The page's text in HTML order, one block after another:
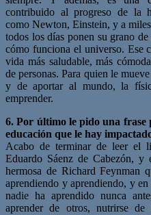
contribuido al progreso de la
como Newton, Einstein, y a
todos los días ponen su grano
cómo funciona el universo. Ese
vida más saludable, más
de personas. Para quien le
y de aportar al mundo, la
emprender.
6. Por último le pido una frase
educación que le hay
Acabo de terminar de leer el
Eduardo Sáenz de Cabezón, y
hermosa de Richard Feynman
aprendiendo y aprendiendo, y
nadie ha aprendido nunca
aprender de otros, nutrirse